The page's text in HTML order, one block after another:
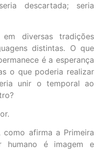
descartada; seria
diversas tradições
distintas. O que
é a esperança
o que poderia realizar
unir o temporal ao
afirma a Primeira
é imagem e